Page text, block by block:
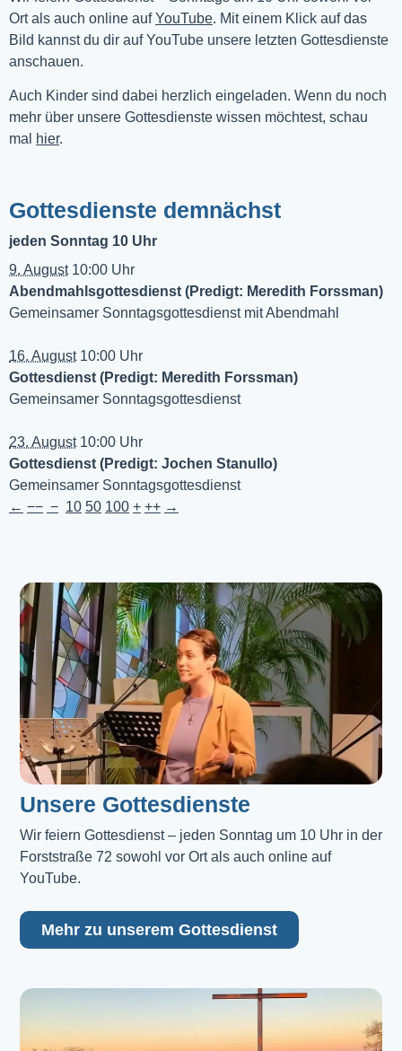
Ort als auch online auf YouTube. Mit einem Klick auf das
Bild kannst du dir auf YouTube unsere letzten Gottesdienste
anschauen.
Auch Kinder sind dabei herzlich eingeladen. Wenn du noch
mehr über unsere Gottesdienste wissen möchtest, schau
mal
hier.
Gottesdienste demnächst
jeden Sonntag 10 Uhr
9. August10:00 Uhr
Abendmahlsgottesdienst (Predigt: Meredith Forssman)
Gemeinsamer Sonntagsgottesdienst mit Abendmahl
16. August10:00 Uhr
Gottesdienst (Predigt: Meredith Forssman)
Gemeinsamer Sonntagsgottesdienst
23. August10:00 Uhr
Gottesdienst (Predigt: Jochen Stanullo)
Gemeinsamer Sonntagsgottesdienst
← −− − 10 50 100 + ++ →
Unsere Gottesdienste
Wir feiern Gottesdienst – jeden Sonntag um 10 Uhr in der
Forststraße 72 sowohl vor Ort als auch online auf
YouTube.
Mehr zu unserem Gottesdienst